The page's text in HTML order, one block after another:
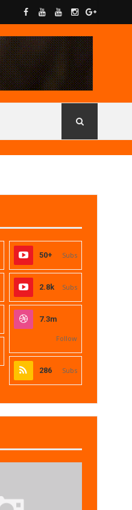
50+ Subs
2.8k Subs
7.3m
Follow
286 Subs